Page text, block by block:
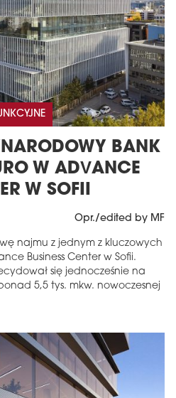
BANK
W ADVANCE
W SOFII
Opr./edited by MF
najmu z jednym z kluczowych
Business Center w Sofii.
się jednocześnie na
5,5 tys. mkw. nowoczesnej